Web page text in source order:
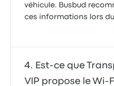
véhicule. Busbud
ces informations lors
Est-ce que
VIP propose le Wi-